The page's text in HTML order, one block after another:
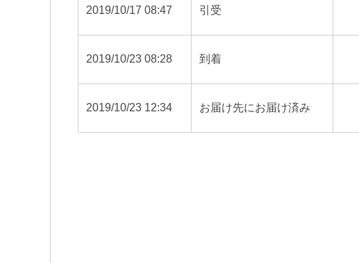
2019/10/17 08:47 引受
2019/10/23 08:28 到着
2019/10/23 12:34 お届け先にお届け済み